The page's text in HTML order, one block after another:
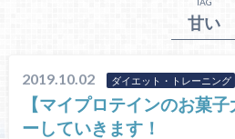
甘い
2019.10.02 ダイエット・トレーニング
【マイプロテインのお菓
ーしていきます！